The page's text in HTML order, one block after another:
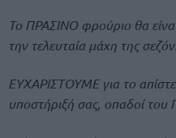
Το ΠΡΑΣΙΝΟ φρούριο θα
την τελευταία μάχη της
ΕΥΧΑΡΙΣΤΟΥΜΕ για το
υποστήριξή σας, οπαδοί του